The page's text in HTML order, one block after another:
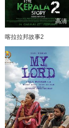
高清
喀拉拉邦故事2